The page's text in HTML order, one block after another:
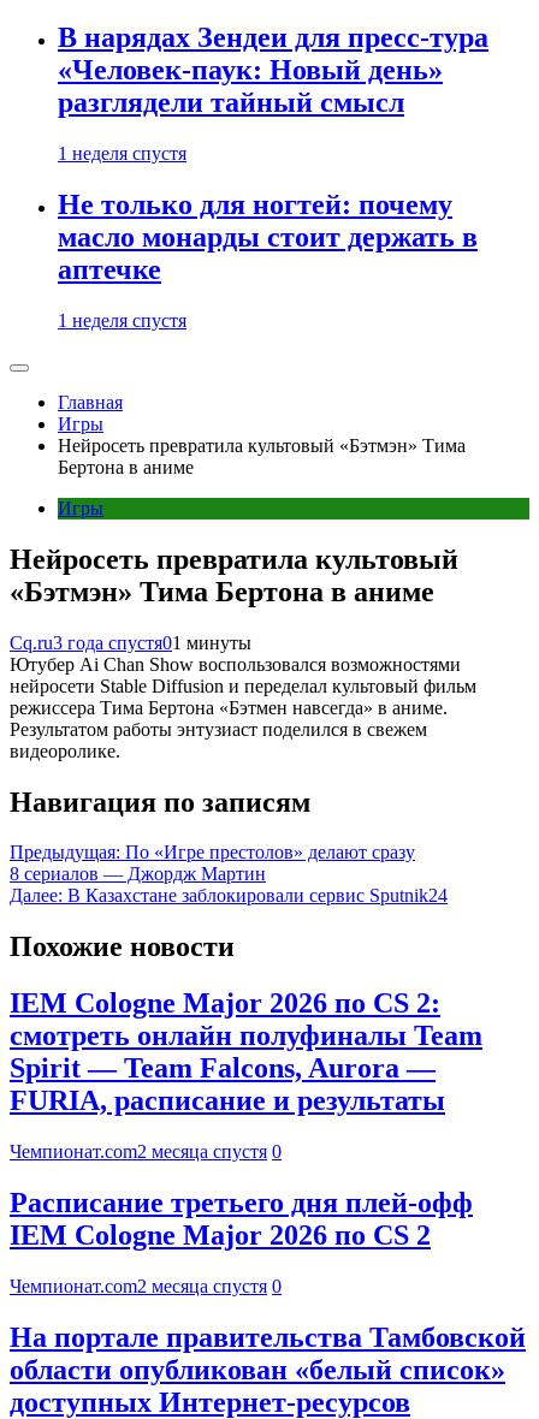
В нарядах Зендеи для пресс-тура
«Человек-паук: Новый день»
разглядели тайный смысл
1 неделя спустя
Не только для ногтей: почему
масло монарды стоит держать в
аптечке
1 неделя спустя
Главная
Игры
Нейросеть превратила культовый «Бэтмэн» Тима
Бертона в аниме
Игры
Нейросеть превратила культовый
«Бэтмэн» Тима Бертона в аниме
Cq.ru3 года спустя01 минуты
Ютубер Ai Chan Show воспользовался возможностями
нейросети Stable Diffusion и переделал культовый фильм
режиссера Тима Бертона «Бэтмен навсегда» в аниме.
Результатом работы энтузиаст поделился в свежем
видеоролике.
Навигация по записям
Предыдущая: По «Игре престолов» делают сразу
8 сериалов — Джордж Мартин
Далее: В Казахстане заблокировали сервис Sputnik24
Похожие новости
IEM Cologne Major 2026 по CS 2:
смотреть онлайн полуфиналы Team
Spirit — Team Falcons, Aurora —
FURIA, расписание и результаты
Чемпионат.com2 месяца спустя 0
Расписание третьего дня плей-офф
IEM Cologne Major 2026 по CS 2
Чемпионат.com2 месяца спустя 0
На портале правительства Тамбовской
области опубликован «белый список»
доступных Интернет-ресурсов